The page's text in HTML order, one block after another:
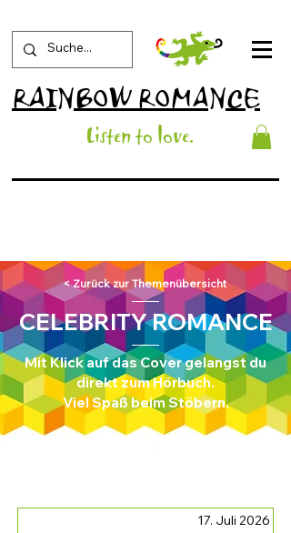
RAINBOW ROMANCE
Listen to love.
< Zurück zur Themenübersicht
CELEBRITY ROMANCE
Mit Klick auf das Cover gelangst du
direkt zum Hörbuch.
Viel Spaß beim Stöbern.
17. Juli 2026